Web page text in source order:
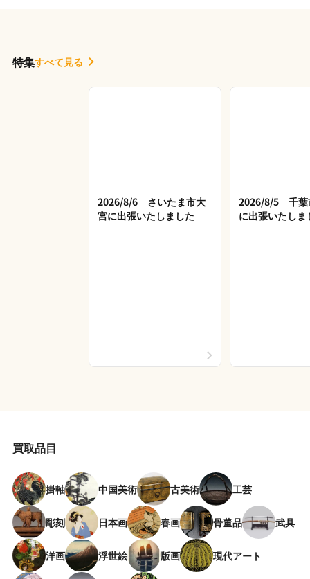
特集すべて見る
2026/8/6 さいたま市大
宮に出張いたしました
2026/8/5 千葉
に出張いたしま
買取品目
掛軸 中国美術 古美術 工芸
彫刻 日本画 春画 骨董品 武具
洋画 浮世絵 版画 現代アート